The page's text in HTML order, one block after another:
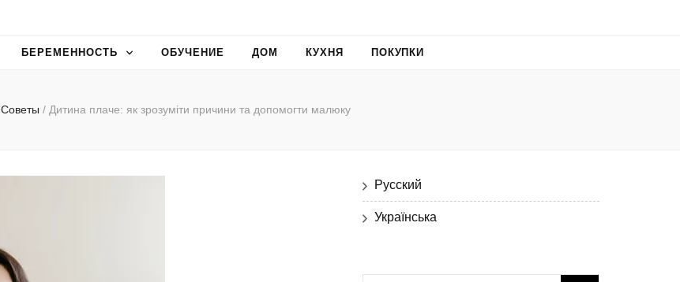
БЕРЕМЕННОСТЬ ОБУЧЕНИЕ ДОМ КУХНЯ ПОКУПКИ
Советы / Дитина плаче: як зрозуміти причини та допомогти малюку
Русский
Українська